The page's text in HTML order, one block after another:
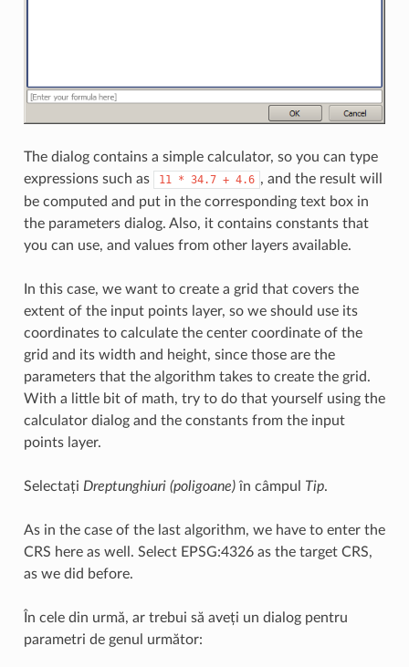
The dialog contains a simple calculator, so you can type
expressions such as
11 * 34.7 + 4.6 , and the result will
be computed and put in the corresponding text box in
the parameters dialog. Also, it contains constants that
you can use, and values from other layers available.
In this case, we want to create a grid that covers the
extent of the input points layer, so we should use its
coordinates to calculate the center coordinate of the
grid and its width and height, since those are the
parameters that the algorithm takes to create the grid.
With a little bit of math, try to do that yourself using the
calculator dialog and the constants from the input
points layer.
Selectați Dreptunghiuri (poligoane)în câmpul Tip.
As in the case of the last algorithm, we have to enter the
CRS here as well. Select EPSG:4326 as the target CRS,
as we did before.
În cele din urmă, ar trebui să aveți un dialog pentru
parametri de genul următor: